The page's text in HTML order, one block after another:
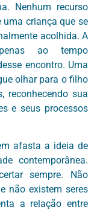
Nenhum recurso
criança que se
acolhida. A
ao tempo
encontro. Uma
olhar para o filho
reconhecendo sua
e seus processos
afasta a ideia de
contemporânea.
sempre. Não
não existem seres
a relação entre